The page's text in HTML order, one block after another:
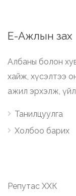
Е-Ажлын зах
Албаны болон
хайж, хүсэлтээ
ажил эрхэлж,
Танилцуулга
Холбоо барих
Репутас ХХК